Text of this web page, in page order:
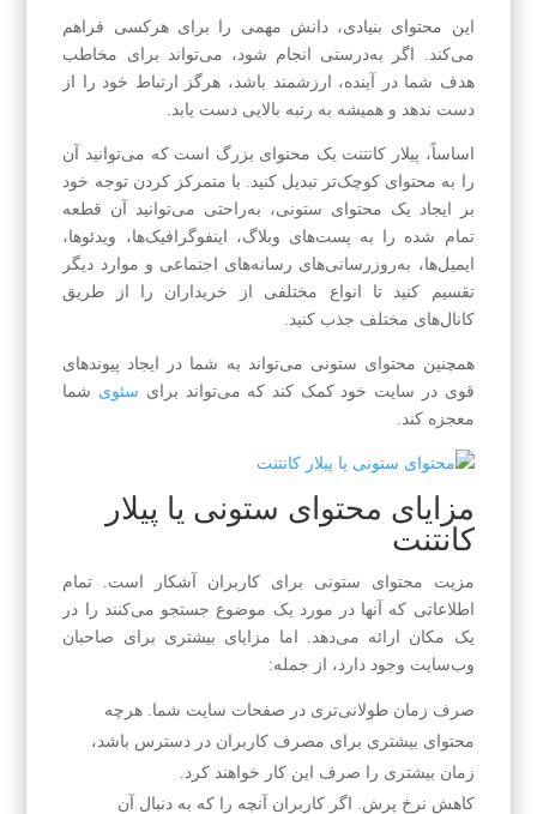
این محتوای بنیادی، دانش مهمی را برای هرکسی فراهم
می‌کند. اگر به‌درستی انجام شود، می‌تواند برای مخاطب
هدف شما در آینده، ارزشمند باشد، هرگز ارتباط خود را از
دست ندهد و همیشه به رتبه بالایی دست یابد.
اساساً، پیلار کانتنت یک محتوای بزرگ است که می‌توانید آن
را به محتوای کوچک‌تر تبدیل کنید. با متمرکز کردن توجه خود
بر ایجاد یک محتوای ستونی، به‌راحتی می‌توانید آن قطعه
تمام شده را به پست‌های وبلاگ، اینفوگرافیک‌ها، ویدئوها،
ایمیل‌ها، به‌روزرسانی‌های رسانه‌های اجتماعی و موارد دیگر
تقسیم کنید تا انواع مختلفی از خریداران را از طریق
کانال‌های مختلف جذب کنید.
همچنین محتوای ستونی می‌تواند به شما در ایجاد پیوندهای
قوی در سایت خود کمک کند که می‌تواند برای سئوی شما
معجزه کند.
مزایای محتوای ستونی یا پیلار
کانتنت
مزیت محتوای ستونی برای کاربران آشکار است. تمام
اطلاعاتی که آنها در مورد یک موضوع جستجو می‌کنند را در
یک مکان ارائه می‌دهد. اما مزایای بیشتری برای صاحبان
وب‌سایت وجود دارد، از جمله:
صرف زمان طولانی‌تری در صفحات سایت شما. هرچه
محتوای بیشتری برای مصرف کاربران در دسترس باشد،
زمان بیشتری را صرف این کار خواهند کرد.
کاهش نرخ پرش. اگر کاربران آنچه را که به دنبال آن